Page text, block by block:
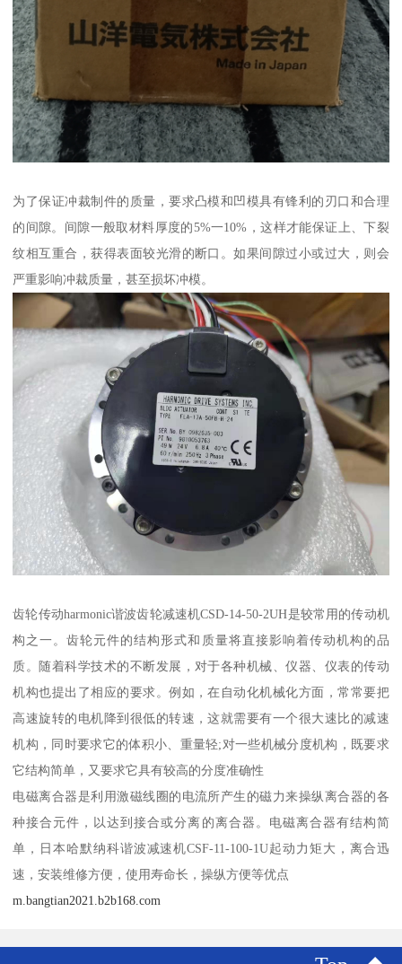
为了保证冲裁制件的质量，要求凸模和凹模具有锋利的刃口和合理
的间隙。间隙一般取材料厚度的5%一10%，这样才能保证上、下裂
纹相互重合，获得表面较光滑的断口。如果间隙过小或过大，则会
严重影响冲裁质量，甚至损坏冲模。
齿轮传动harmonic谐波齿轮减速机CSD-14-50-2UH是较常用的传动机
构之一。齿轮元件的结构形式和质量将直接影响着传动机构的品
质。随着科学技术的不断发展，对于各种机械、仪器、仪表的传动
机构也提出了相应的要求。例如，在自动化机械化方面，常常要把
高速旋转的电机降到很低的转速，这就需要有一个很大速比的减速
机构，同时要求它的体积小、重量轻;对一些机械分度机构，既要求
它结构简单，又要求它具有较高的分度准确性
电磁离合器是利用激磁线圈的电流所产生的磁力来操纵离合器的各
种接合元件，以达到接合或分离的离合器。电磁离合器有结构简
单，日本哈默纳科谐波减速机CSF-11-100-1U起动力矩大，离合迅
速，安装维修方便，使用寿命长，操纵方便等优点
m.bangtian2021.b2b168.com